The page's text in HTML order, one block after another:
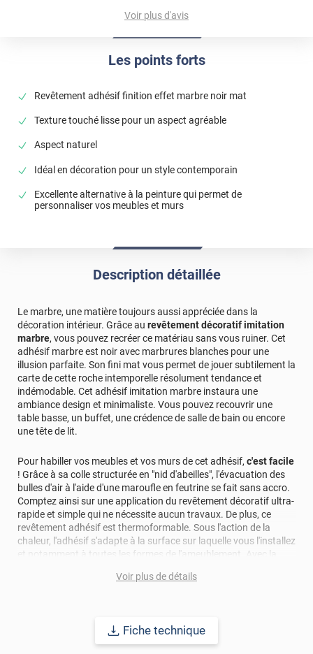
Les points forts
Revêtement adhésif finition effet marbre noir mat
Texture touché lisse pour un aspect agréable
Aspect naturel
Idéal en décoration pour un style contemporain
Excellente alternative à la peinture qui permet de
personnaliser vos meubles et murs
produit correspond parfaitement à mes attentes
L'adhésif est de très bonne qualité et facile à poser. J'en
suis ravie. Je recommande vivement.
*****
Il y a 1224 jours
Livraison rapide ! Emballage au top! Très bonne qualité je
recommande !!!
Je n'ai rien à ajouter !!
*****
Il y a 1688 jours
*****
Il y a 1846 jours
J'ai acheté le film effet marbre pour recouvrir le plateau de
ma table basse, le rendu est parfait visuellement identique
à de la vrai pierre, le produit est vraiment d'excellent
qualités et la pose facile. Envoi très rapide, emballage à la
hauteur du produit. Je recommande
*****
Il y a 1958 jours
Super. Papier d excellente qualité utilisé pour customiser
*****
Il y a 2009 jours
produit conforme à la description, très bonne qualité,
facile à poser (notice bien faite)
*****
Il y a 2271 jours
Conforme à la description
Donne du cachet à ma cuisine, simple de pose et rendu
Il y a 2499 jours
Ravie de la qualité du produit Très facile à poser .
Voir plus d'avis
Description détaillée
Le marbre, une matière toujours aussi appréciée dans la
décoration intérieur. Grâce au revêtement décoratif imitation
marbre, vous pouvez recréer ce matériau sans vous ruiner. Cet
adhésif marbre est noir avec marbrures blanches pour une
illusion parfaite. Son fini mat vous permet de jouer subtilement la
carte de cette roche intemporelle résolument tendance et
indémodable. Cet adhésif imitation marbre instaura une
ambiance design et minimaliste. Vous pouvez recouvrir une
table basse, un buffet, une crédence de salle de bain ou encore
une tête de lit.
Pour habiller vos meubles et vos murs de cet adhésif, c'est facile
! Grâce à sa colle structurée en "nid d'abeilles", l'évacuation des
bulles d'air à l'aide d'une maroufle en feutrine se fait sans accro.
Comptez ainsi sur une application du revêtement décoratif ultra-
rapide et simple qui ne nécessite aucun travaux. De plus, ce
revêtement adhésif est thermoformable. Sous l'action de la
chaleur, l'adhésif s'adapte à la surface sur laquelle vous l'installez
et notamment à toutes les formes de l'ameublement. Avec la
d'économie par rapport à une rénovation classique.
comptez sur ce vinyl de haute qualité avec une excellente
résistance à l’eau, à la saleté, à l’abrasion, aux UV et à l’usure.
Voir plus de détails
Fiche technique